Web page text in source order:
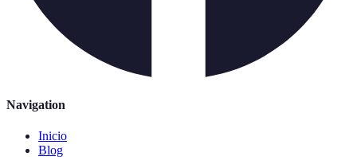
Navigation
Inicio
Blog